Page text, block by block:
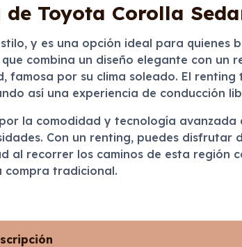
Toyota Corolla
y es una opción ideal para quienes
combina un diseño elegante con un
por su clima soleado. El
así una experiencia de conducción
la comodidad y tecnología avanzada
Con un renting, puedes disfrutar
recorrer los caminos de esta región
compra tradicional.